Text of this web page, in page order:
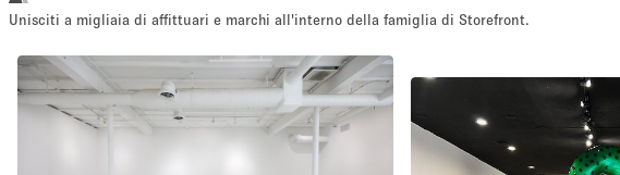
Sala conferenze
Salone
Unisciti a migliaia di affittuari e marchi all'interno della famiglia di Storefront.